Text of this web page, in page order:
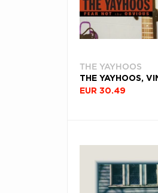
THE YAYHOOS
EUR 30.49